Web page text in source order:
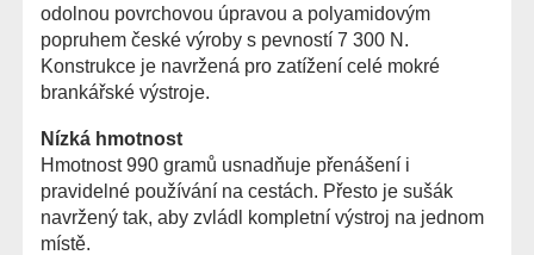
odolnou povrchovou úpravou a polyamidovým
popruhem české výroby s pevností 7 300 N.
Konstrukce je navržená pro zatížení celé mokré
brankářské výstroje.
Nízká hmotnost
Hmotnost 990 gramů usnadňuje přenášení i
pravidelné používání na cestách. Přesto je sušák
navržený tak, aby zvládl kompletní výstroj na jednom
místě.